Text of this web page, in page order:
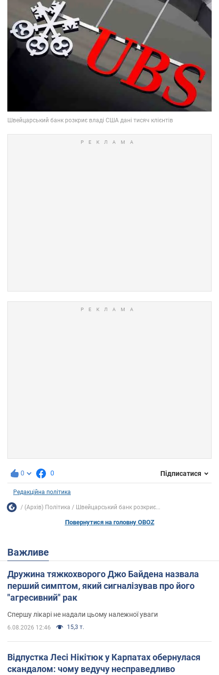
0 0 Підписатися
Редакційна політика
(Архів) Політика Швейцарський банк розкриє...
Повернутися на головну OBOZ
Важливе
Дружина тяжкохворого Джо Байдена назвала
перший симптом, який сигналізував про його
"агресивний" рак
Спершу лікарі не надали цьому належної уваги
6.08.2026 12:46 15,3 т.
Відпустка Лесі Нікітюк у Карпатах обернулася
скандалом: чому ведучу несправедливо